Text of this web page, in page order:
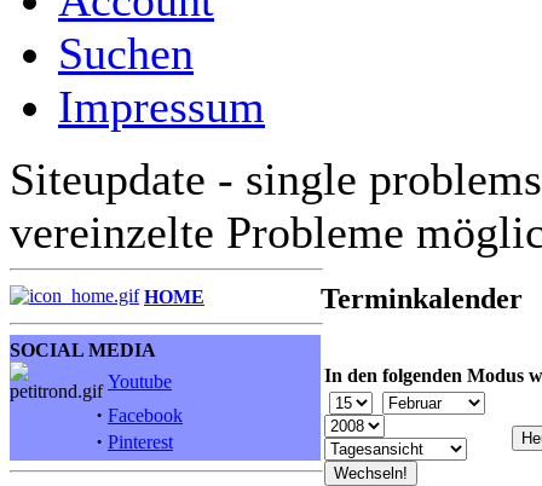
Suchen
Impressum
Siteupdate - single
vereinzelte Probleme
HOME
SOCIAL MEDIA
Youtube
· Facebook
· Pinterest
Terminkalender
In den folgenden Modus